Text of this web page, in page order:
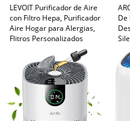
LEVOIT Purificador de Aire
con Filtro Hepa, Purificador
Aire Hogar para Alergias,
Flitros Personalizados
Elimina 99,97% del Polen,
Polvo, Olores de Mascotas,
Modo Sueño y
Temporizador
De